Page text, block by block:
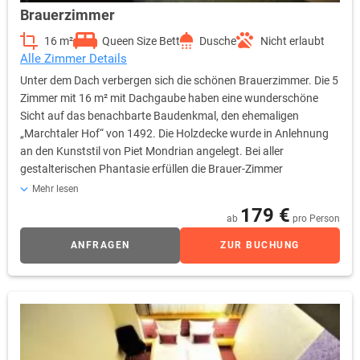
Brauerzimmer
16 m² Queen Size Bett Dusche Nicht erlaubt
Alle Zimmer Details
Unter dem Dach verbergen sich die schönen Brauerzimmer. Die 5
Zimmer mit 16 m² mit Dachgaube haben eine wunderschöne
Sicht auf das benachbarte Baudenkmal, den ehemaligen
„Marchtaler Hof“ von 1492. Die Holzdecke wurde in Anlehnung
an den Kunststil von Piet Mondrian angelegt. Bei aller
gestalterischen Phantasie erfüllen die Brauer-Zimmer
selbstverständlich sämtliche Standards der internationalen
Klimaanlage, 40Zoll LCD-TV, Sky-free-to-Guest, kostenfreies
WLAN, Radio, Telefon, Safe, Wecker sowie eine Kaffee- und
Mehr lesen
ab 179 € pro Person
ANFRAGEN ZUR BUCHUNG